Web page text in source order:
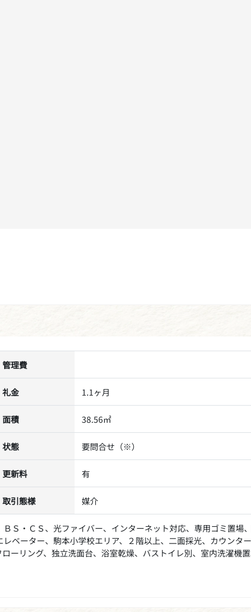
管理費
礼金 1.1ヶ月
面積 38.56㎡
状態 要問合せ（※）
更新料 有
取引態様 媒介
Ｓ・ＣＳ、光ファイバー、インターネット対応、専用ゴミ置場、
ベーター、駒本小学校エリア、２階以上、二面採光、カウンタ
ーリング、独立洗面台、浴室乾燥、バストイレ別、室内洗濯機置